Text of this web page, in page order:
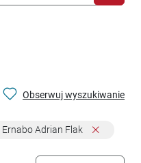
Obserwuj wyszukiwanie
Ernabo Adrian Flak